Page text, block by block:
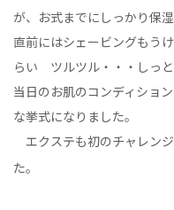
が、お式までにしっかり保
直前にはシェービングもう
らい ツルツル・・・しっと
当日のお肌のコンディショ
な挙式になりました。
エクステも初のチャレン
た。